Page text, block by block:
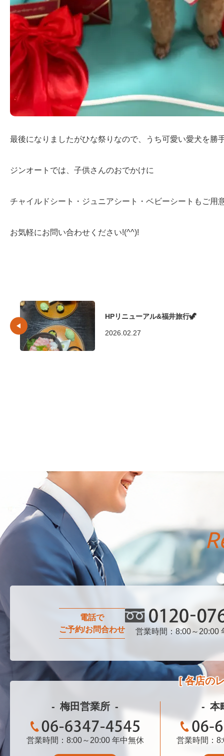
最後になりましたがひな祭りなので、うち可愛い愛犬を勝
ジンオートでは、子供さんのおでかけに
チャイルドシート・ジュニアシート・ベビーシートもご用
お気軽にお問い合わせください!(^^)!
HPリニューアル&福井旅行🦖
2026.02.27
電話で
ご予約/お問合わせ
0120-076-750
営業時間：8:00～20:00
各店の
梅田営業所
06-6347-4545
営業時間：8:00～20:00 年中無休
本
営業時間：